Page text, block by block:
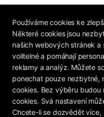
Používáme cookies ke
Některé cookies jsou
našich webových stránek a
volitelné a pomáhají
reklamy a analýz. Můžete
ponechat pouze nezbytné,
cookies. Bez výběru
cookies. Svá nastavení
Chcete-li se dozvědět